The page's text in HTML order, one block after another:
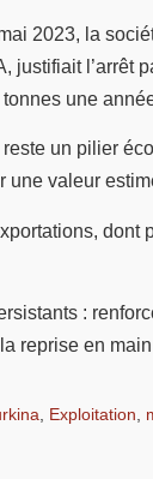
2023, la
justifiait
une
un pilier
valeur
:
reprise en
Exploitation